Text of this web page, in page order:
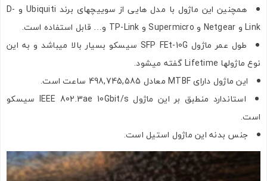
همچنین این ماژول با مدل هایی از سوییچهای برند Ubiquiti و D-
Link و Netgear و Supermicro و TP-Link و… قابل استفاده است.
طول عمر ماژول SFP FEt-10G سیسکو بسیار بالا میباشد و به این
نوع ماژولها Lifetime گفته میشود.
این ماژول دارای MTBF معادل 498,745,585 ساعت است.
استاندارد منطبق بر این ماژول IEEE 802.3ae 10Gbit/s سیسکو
است.
جنس بدنه این ماژول استیل است.